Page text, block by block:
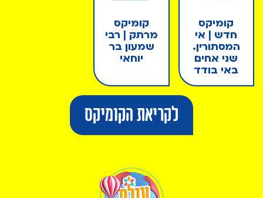
קומיקס
חדש | אי
המסתורין.
שני אחים
באי בודד
קומיקס
מרתק | רבי
שמעון בר
יוחאי
לקריאת הקומיקס